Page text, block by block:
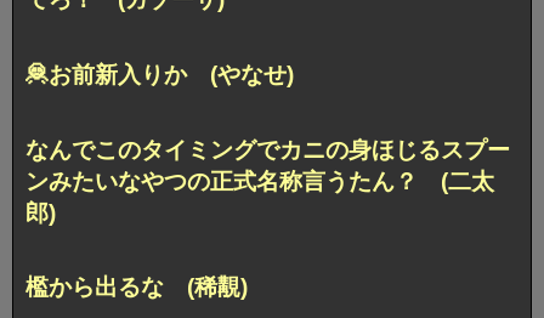
🦧お前新入りか (やなせ)
なんでこのタイミングでカニの身ほじるスプー
ンみたいなやつの正式名称言うたん？ (二太
郎)
檻から出るな (稀覯)